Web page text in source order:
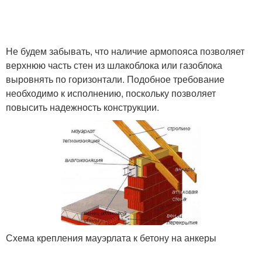
Не будем забывать, что наличие армопояса позволяет
верхнюю часть стен из шлакоблока или газоблока
выровнять по горизонтали. Подобное требование
необходимо к исполнению, поскольку позволяет
повысить надежность конструкции.
Схема крепления мауэрлата к бетону на анкеры